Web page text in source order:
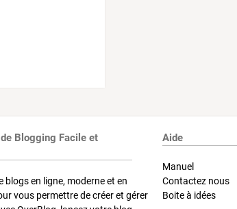
Blogging Facile et
en ligne, moderne et en
vous permettre de créer et gérer
Aide
Manuel
Contactez nous
Boite à idées